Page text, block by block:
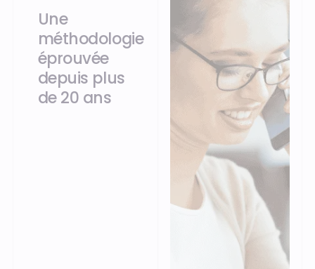
Une
méthodologie
éprouvée
depuis plus
de 20 ans